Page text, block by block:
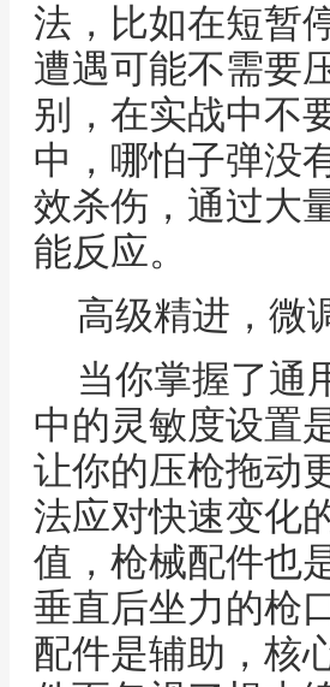
法，比如在短暂
遭遇可能不需要
别，在实战中不
中，哪怕子弹没
效杀伤，通过大
能反应。
高级精进，微
当你掌握了通
中的灵敏度设置
让你的压枪拖动
法应对快速变化
值，枪械配件也
垂直后坐力的枪
配件是辅助，核